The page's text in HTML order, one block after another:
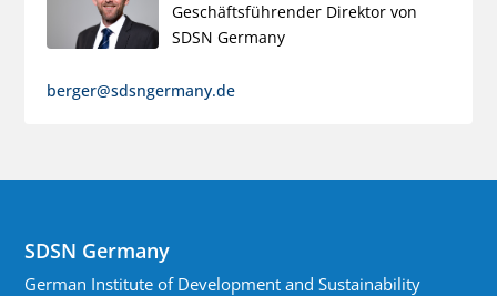
Geschäftsführender Direktor von
SDSN Germany
berger@sdsngermany.de
SDSN Germany
German Institute of Development and Sustainability